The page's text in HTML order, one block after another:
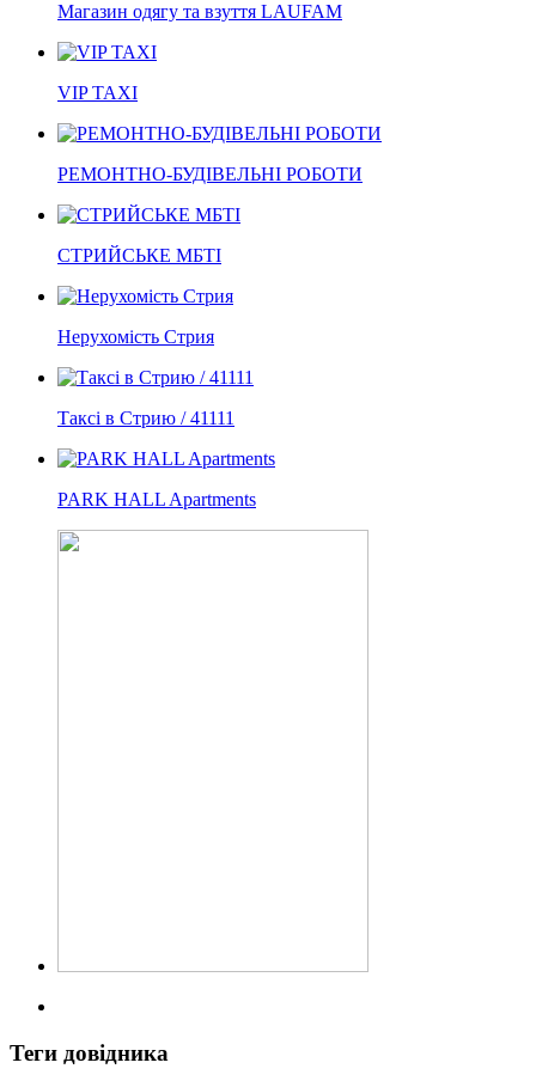
Магазин одягу та взуття LAUFAM
VIP TAXI
РЕМОНТНО-БУДІВЕЛЬНІ РОБОТИ
СТРИЙСЬКЕ МБТІ
Нерухомість Стрия
Таксі в Стрию / 41111
PARK HALL Apartments
Теги довідника